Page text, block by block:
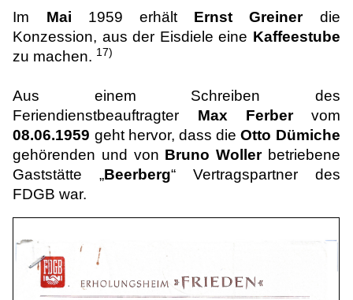
Im Mai 1959 erhält Ernst Greinerdie
Konzession, aus der Eisdiele eine Kaffeestube
zu machen. 17)
Aus einem Schreiben des
Feriendienstbeauftragter Max Ferbervom
08.06.1959 geht hervor, dass dieOtto Dümiche
gehörenden und von Bruno Wollerbetriebene
Gaststätte „Beerberg“ Vertragspartner des
FDGB war.